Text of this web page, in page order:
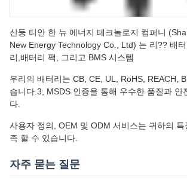
산둥 티안 한 뉴 에너지 테크놀로지 컴퍼니
New Energy Technology Co., Ltd) 는 리?? 배
리,배터리 팩, 그리고 BMS 시스템
우리의 배터리는 CB, CE, UL, RoHS, REACH,
습니다.3, MSDS 인증을 통해 우수한 품질과 안
다.
사용자 정의, OEM 및 ODM 서비스는 귀하의
족 할 수 있습니다.
자주 묻는 질문